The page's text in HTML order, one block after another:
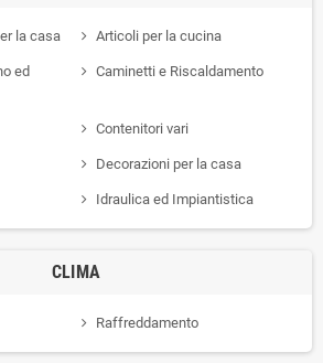
la casa Articoli per la cucina
ed
Caminetti e Riscaldamento
Contenitori vari
Decorazioni per la casa
Idraulica ed Impiantistica
CLIMA
Raffreddamento